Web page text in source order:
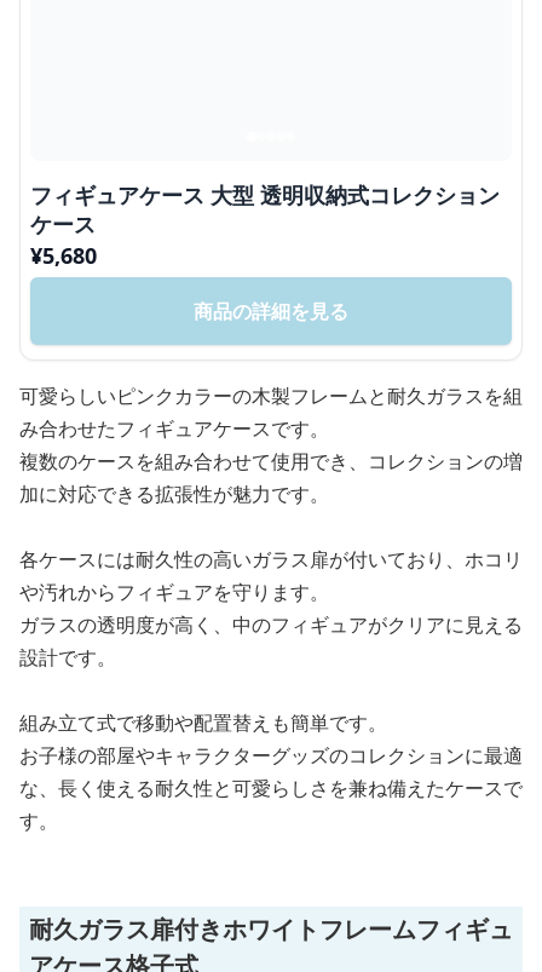
フィギュアケース 大型 透明収納式コレクション
ケース
¥5,680
商品の詳細を見る
可愛らしいピンクカラーの木製フレームと耐久ガラスを組
み合わせたフィギュアケースです。
複数のケースを組み合わせて使用でき、コレクションの増
加に対応できる拡張性が魅力です。
各ケースには耐久性の高いガラス扉が付いており、ホコリ
や汚れからフィギュアを守ります。
ガラスの透明度が高く、中のフィギュアがクリアに見える
設計です。
組み立て式で移動や配置替えも簡単です。
お子様の部屋やキャラクターグッズのコレクションに最適
な、長く使える耐久性と可愛らしさを兼ね備えたケースで
す。
耐久ガラス扉付きホワイトフレームフィギュ